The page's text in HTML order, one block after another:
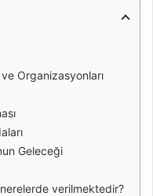
Organizasyonları
Geleceği
verilmektedir?